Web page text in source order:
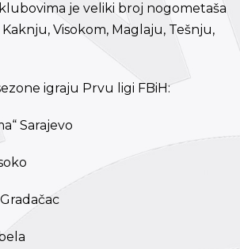
je veliki broj nogometaša
Visokom, Maglaju, Tešnju,
igraju Prvu ligi FBiH:
Sarajevo